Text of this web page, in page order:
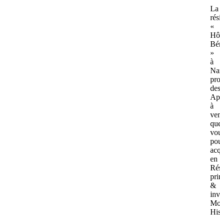
La
«
»
à
à
en
&